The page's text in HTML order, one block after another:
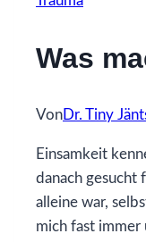
Was
VonDr. Tiny
Einsamkeit
danach gesucht
alleine war,
mich fast immer